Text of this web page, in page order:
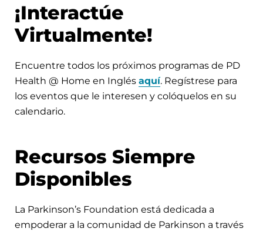
¡Interactúe
Virtualmente!
Encuentre todos los próximos programas de PD
Health @ Home en Inglés aquí. Regístrese para
los eventos que le interesen y colóquelos en su
calendario.
Recursos Siempre
Disponibles
La Parkinson’s Foundation está dedicada a
empoderar a la comunidad de Parkinson a través